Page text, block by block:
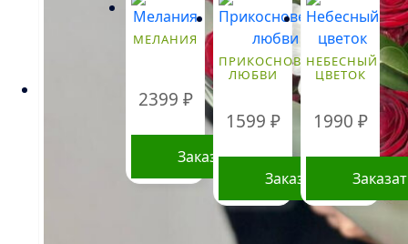
МЕЛАНИЯ
2399 ₽
Заказать
ПРИКОСНОВЕНИЕ
ЛЮБВИ
1599 ₽
Заказать
НЕБЕСНЫЙ
ЦВЕТОК
1990 ₽